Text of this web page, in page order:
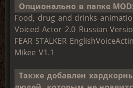
Опционально в папке
Food, drug and drinks
Voiced Actor 2.0_Russian
FEAR STALKER
Mikee V1.1
Также добавлен